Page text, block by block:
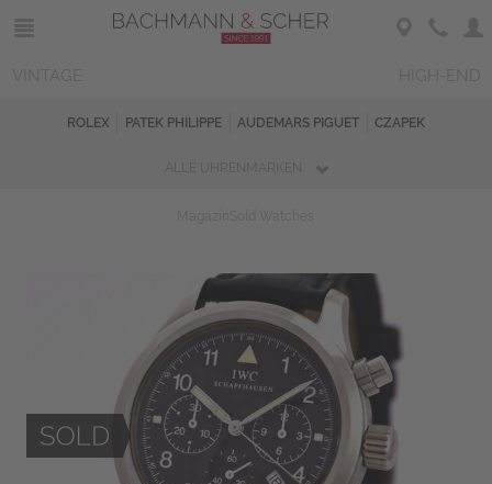
ROLEX PATEK PHILIPPE AUDEMARS PIGUET CZAPEK